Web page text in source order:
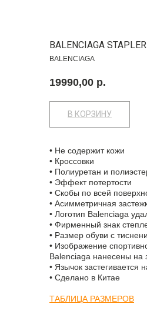
BALENCIAGA
BALENCIAGA
19990,00 р.
В КОРЗИНУ
• Не содержит кожи
• Кроссовки
• Полиуретан и
• Эффект потертости
• Скобы по всей
• Асимметричная
• Логотип Balenciaga
• Фирменный знак
• Размер обуви с
• Изображение
Balenciaga нанесены на
• Язычок застегивается
• Сделано в Китае
ТАБЛИЦА РАЗМЕРОВ